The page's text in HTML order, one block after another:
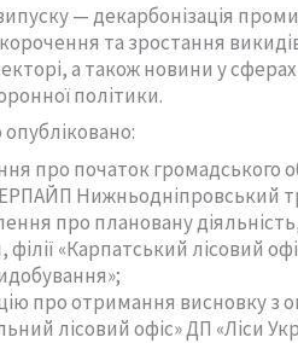
— декарбонізація
та зростання
а також новини у
політики.
про початок громадського
Нижньодніпровський
про плановану
філії «Карпатський лісовий
про отримання висновку з
лісовий офіс» ДП «Ліси